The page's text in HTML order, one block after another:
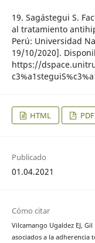
19. Sagástegui S.
al tratamiento
Perú: Universidad
19/10/2020].
https://
HTML PDF
Publicado
01.04.2021
Cómo citar
Vilcamango Ugaldez EJ,
asociados a la adherencia